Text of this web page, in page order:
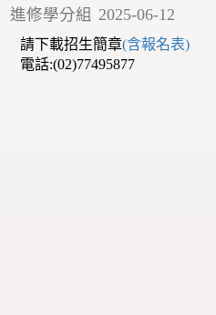
進修學分組 2025-06-12
請下載招生簡章(含報名表)
電話:(02)77495877